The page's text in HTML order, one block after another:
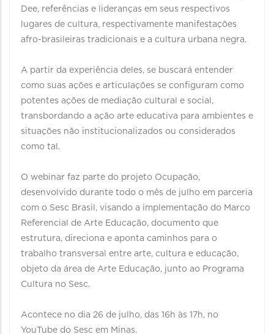
Dee, referências e lideranças em seus respectivos
lugares de cultura, respectivamente manifestações
afro-brasileiras tradicionais e a cultura urbana negra.
A partir da experiência deles, se buscará entender
como suas ações e articulações se configuram como
potentes ações de mediação cultural e social,
transbordando a ação arte educativa para ambientes e
situações não institucionalizados ou considerados
como tal.
O webinar faz parte do projeto Ocupação,
desenvolvido durante todo o mês de julho em parceria
com o Sesc Brasil, visando a implementação do Marco
Referencial de Arte Educação, documento que
estrutura, direciona e aponta caminhos para o
trabalho transversal entre arte, cultura e educação,
objeto da área de Arte Educação, junto ao Programa
Cultura no Sesc.
Acontece no dia 26 de julho, das 16h às 17h, no
YouTube do Sesc em Minas.